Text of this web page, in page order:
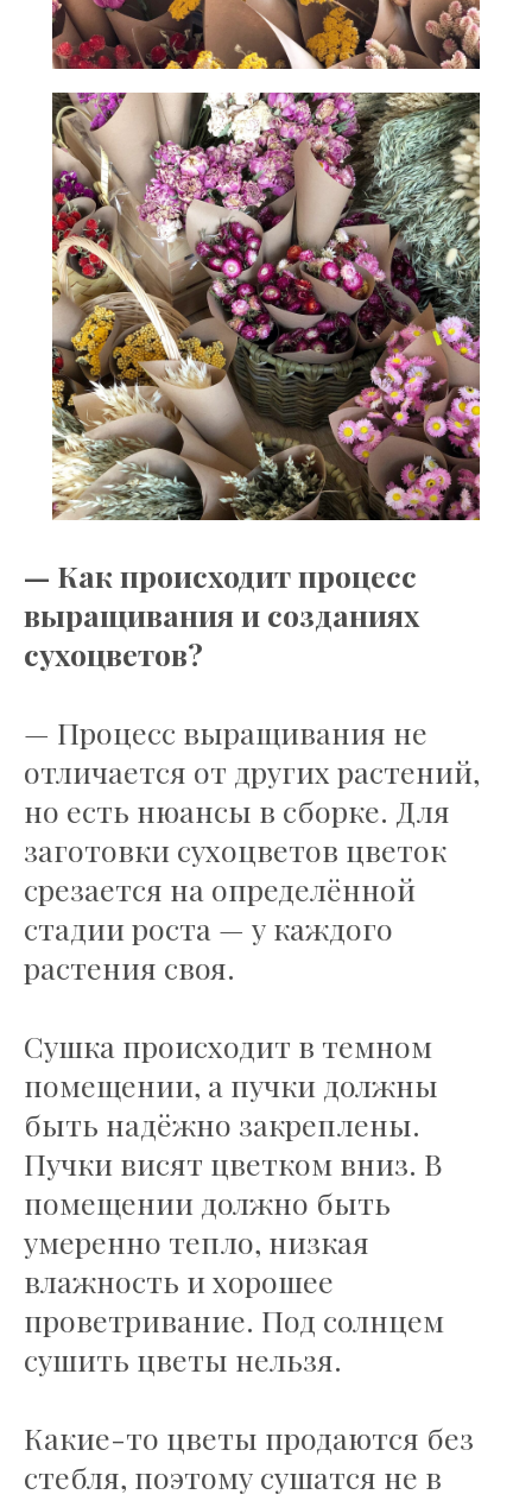
— Как происходит процесс
выращивания и созданиях
сухоцветов?
— Процесс выращивания не
отличается от других растений,
но есть нюансы в сборке. Для
заготовки сухоцветов цветок
срезается на определённой
стадии роста — у каждого
растения своя.
Сушка происходит в темном
помещении, а пучки должны
быть надёжно закреплены.
Пучки висят цветком вниз. В
помещении должно быть
умеренно тепло, низкая
влажность и хорошее
проветривание. Под солнцем
сушить цветы нельзя.
Какие-то цветы продаются без
стебля, поэтому сушатся не в